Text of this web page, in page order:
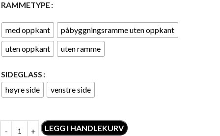
RAMMETYPE
med oppkant
påbyggningsramme uten oppkant
uten oppkant
uten ramme
SIDEGLASS
høyre side
venstre side
LEGG I HANDLEKURV